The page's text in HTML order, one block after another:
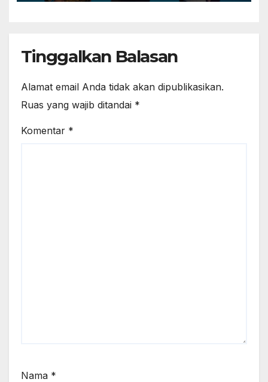
Tinggalkan Balasan
Alamat email Anda tidak akan dipublikasikan.
Ruas yang wajib ditandai *
Komentar *
Nama *